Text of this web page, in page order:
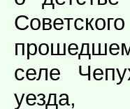
селе